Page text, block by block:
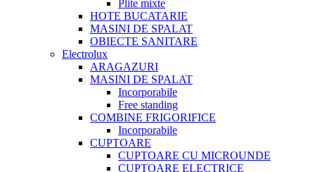
Plite mixte
HOTE BUCATARIE
MASINI DE SPALAT
OBIECTE SANITARE
Electrolux
ARAGAZURI
MASINI DE SPALAT
Incorporabile
Free standing
COMBINE FRIGORIFICE
Incorporabile
CUPTOARE
CUPTOARE CU MICROUNDE
CUPTOARE ELECTRICE